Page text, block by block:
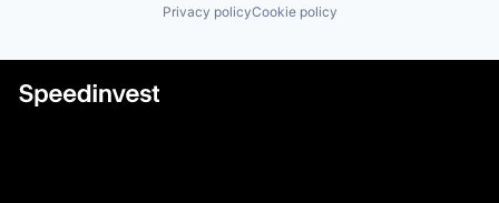
Privacy policyCookie policy